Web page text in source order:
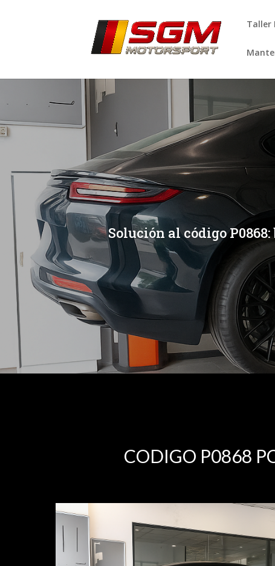
Taller
Solución al código
[/et_pb_slide]
CODIGO P0868